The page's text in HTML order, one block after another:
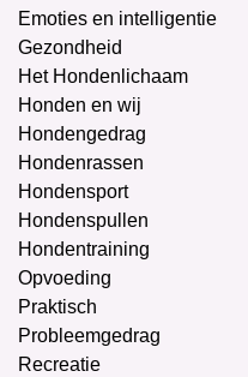
Emoties en intelligentie
Gezondheid
Het Hondenlichaam
Honden en wij
Hondengedrag
Hondenrassen
Hondensport
Hondenspullen
Hondentraining
Opvoeding
Praktisch
Probleemgedrag
Recreatie